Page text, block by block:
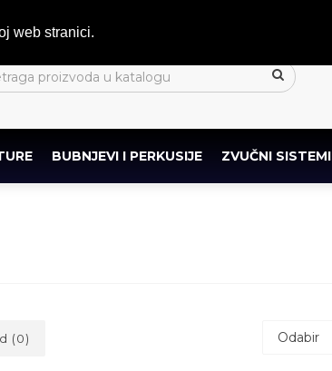
web stranici.
BUBNJEVI I PERKUSIJE ZVUČNI SISTEMI
(0)